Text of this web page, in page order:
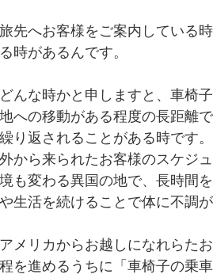
先へお客様をご案内している
時があるんです。
んな時かと申しますと、車椅
への移動がある程度の長距離
り返されることがある時です。
から来られたお客様のスケジ
も変わる異国の地で、長時間
生活を続けることで体に不調
メリカからお越しになれらた
を進めるうちに「車椅子の乗